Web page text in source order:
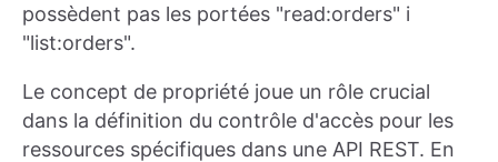
possèdent pas les portées "read:orders" i
"list:orders".
Le concept de propriété joue un rôle crucial
dans la définition du contrôle d'accès pour les
ressources spécifiques dans une API REST. En